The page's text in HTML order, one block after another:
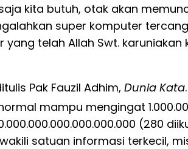
kita butuh, otak akan
super komputer
telah Allah Swt. karuniakan
Pak Fauzil Adhim, Dunia Kata
mampu mengingat
(280
satuan informasi terkecil,